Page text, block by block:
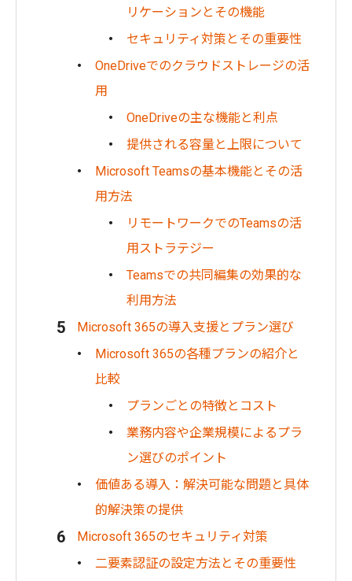
リケーションとその機能
セキュリティ対策とその重要性
OneDriveでのクラウドストレージの活
用
OneDriveの主な機能と利点
提供される容量と上限について
Microsoft Teamsの基本機能とその活
用方法
リモートワークでのTeamsの活
用ストラテジー
Teamsでの共同編集の効果的な
利用方法
Microsoft 365の導入支援とプラン選び
Microsoft 365の各種プランの紹介と
比較
プランごとの特徴とコスト
業務内容や企業規模によるプラ
ン選びのポイント
価値ある導入：解決可能な問題と具体
的解決策の提供
Microsoft 365のセキュリティ対策
二要素認証の設定方法とその重要性